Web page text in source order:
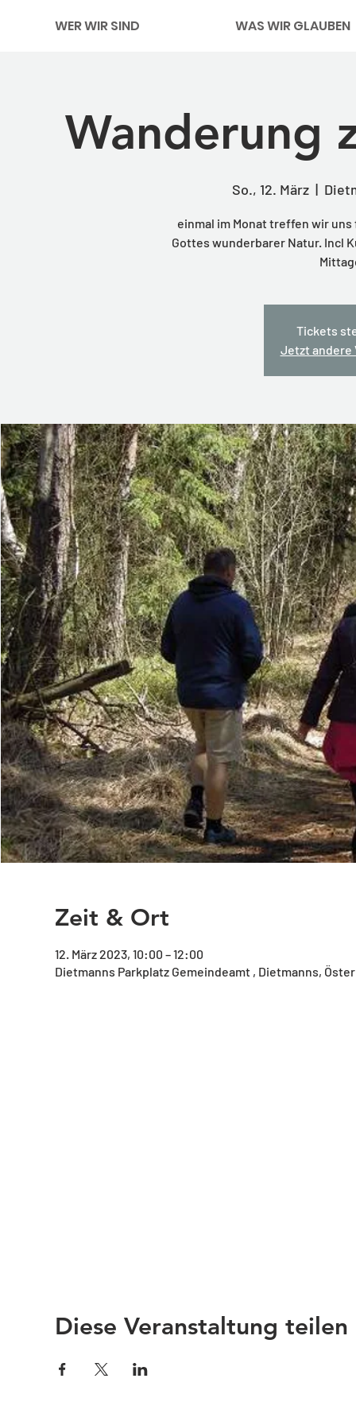
WER WIR SIND WAS WIR GLAUBEN
Wanderung
So., 12. März
  |
einmal im Monat treffen wir
Gottes wunderbarer Natur. Incl
Tickets
Jetzt andere
Zeit & Ort
12. März 2023, 10:00 – 12:00
Dietmanns Parkplatz Gemeindeamt , Dietmanns,
Diese Veranstaltung teilen